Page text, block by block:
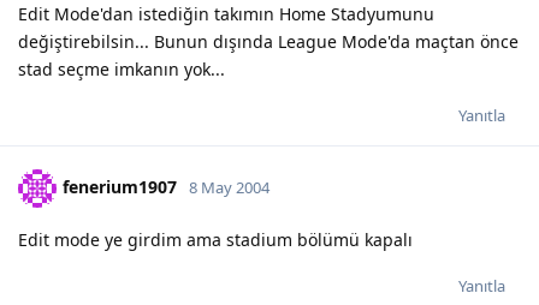
Edit Mode'dan istediğin takımın Home Stadyumunu
değiştirebilsin... Bunun dışında League Mode'da maçtan önce
stad seçme imkanın yok...
Yanıtla
fenerium1907 8 May 2004
Edit mode ye girdim ama stadium bölümü kapalı
Yanıtla